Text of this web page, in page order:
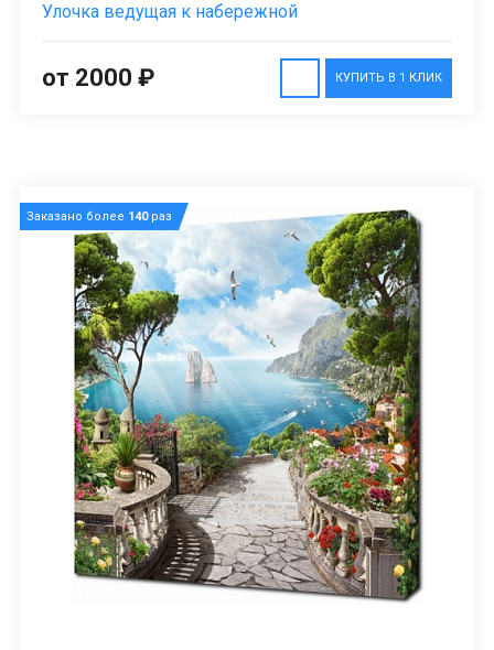
Улочка ведущая к набережной
КУПИТЬ В 1 КЛИК
от 2000 ₽
Заказано более 140раз